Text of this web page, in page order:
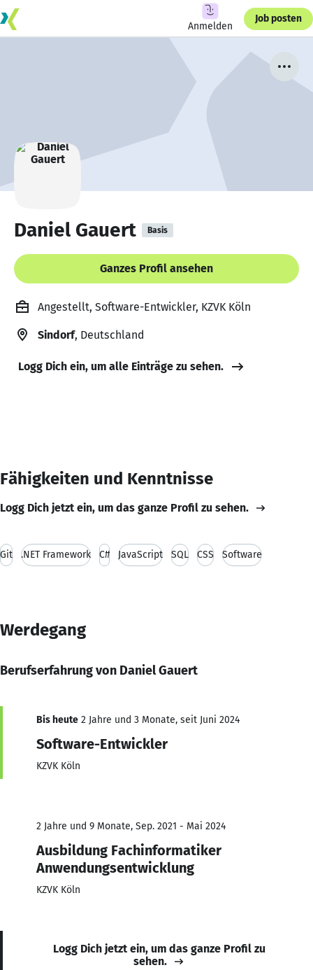
Anmelden
Job posten
Daniel Gauert Basis
Ganzes Profil ansehen
Angestellt, Software-Entwickler, KZVK Köln
Sindorf, Deutschland
Logg Dich ein, um alle Einträge zu sehen.
Fähigkeiten und Kenntnisse
Logg Dich jetzt ein, um das ganze Profil zu sehen.
Git .NET Framework C# JavaScript SQL CSS Software
Werdegang
Berufserfahrung von Daniel Gauert
Bis heute 2 Jahre und 3 Monate, seit Juni 2024
Software-Entwickler
KZVK Köln
2 Jahre und 9 Monate, Sep. 2021 - Mai 2024
Ausbildung Fachinformatiker
Anwendungsentwicklung
KZVK Köln
Logg Dich jetzt ein, um das ganze Profil zu
sehen.